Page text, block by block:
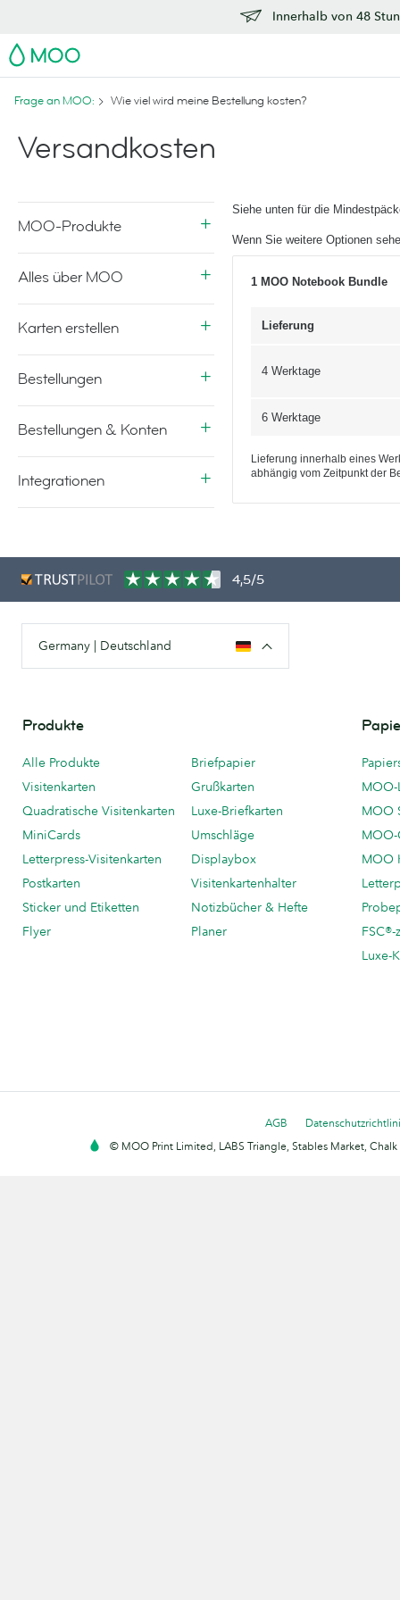
Innerhalb von 48
MOO
Frage an MOO: Wie viel wird meine Bestellung kosten?
Versandkosten
MOO-Produkte
Alles über MOO
Karten erstellen
Bestellungen
Bestellungen & Konten
Integrationen
Siehe unten für die
Wenn Sie weitere Optionen
1 MOO Notebook Bundle
Lieferung
4 Werktage
6 Werktage
Lieferung innerhalb eines
abhängig vom Zeitpunkt der
4,5/5
Germany | Deutschland
Produkte
Alle Produkte
Visitenkarten
Quadratische Visitenkarten
MiniCards
Letterpress-Visitenkarten
Postkarten
Sticker und Etiketten
Flyer
Briefpapier
Grußkarten
Luxe-Briefkarten
Umschläge
Displaybox
Visitenkartenhalter
Notizbücher & Hefte
Planer
MOO-
MOO
MOO
Luxe-
AGB
© MOO Print Limited, LABS Triangle, Stables Market,